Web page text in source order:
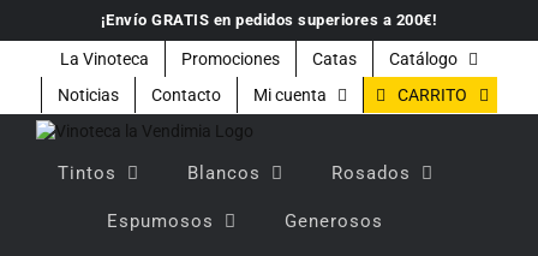
contenido
¡Envío GRATIS en pedidos superiores a 200€!
La Vinoteca Promociones Catas
Catálogo
Noticias
Contacto Mi cuenta CARRITO
Tintos Blancos Rosados
Espumosos Generosos